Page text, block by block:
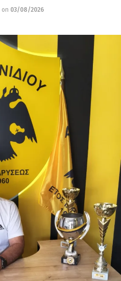
on 03/08/2026